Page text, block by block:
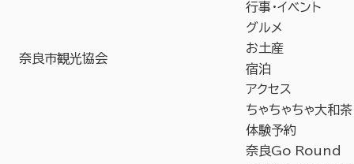
奈良市観光協会
行事・イベント
グルメ
お土産
宿泊
アクセス
ちゃちゃちゃ大和茶
体験予約
奈良Go Round